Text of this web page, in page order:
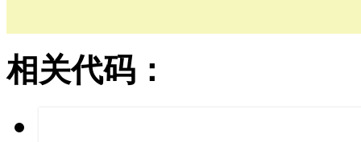
相关代码：